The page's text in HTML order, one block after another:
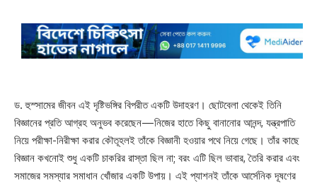
ড. হুস্সামের জীবন এই দৃষ্টিভঙ্গির বিপরীত একটি উদাহরণ। ছোটবেলা থেকেই তিনি
বিজ্ঞানের প্রতি আগ্রহ অনুভব করেছেন—নিজের হাতে কিছু বানানোর আনন্দ, যন্ত্রপাতি
নিয়ে পরীক্ষা-নিরীক্ষা করার কৌতূহলই তাঁকে বিজ্ঞানী হওয়ার পথে নিয়ে গেছে। তাঁর কাছে
বিজ্ঞান কখনোই শুধু একটি চাকরির রাস্তা ছিল না; বরং এটি ছিল ভাবার, তৈরি করার এবং
সমাজের সমস্যার সমাধান খোঁজার একটি উপায়। এই প্যাশনই তাঁকে আর্সেনিক দূষণের